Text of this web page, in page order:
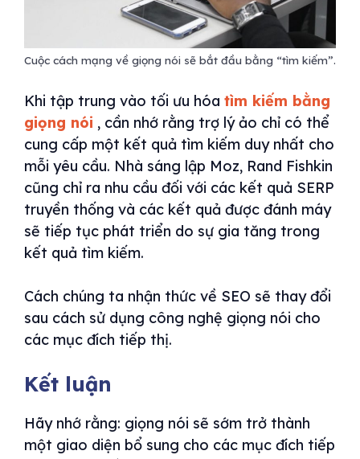
Cuộc cách mạng về giọng nói sẽ bắt đầu bằng “tìm kiếm”.
Khi tập trung vào tối ưu hóa tìm kiếm bằng
giọng nói , cần nhớ rằng trợ lý ảo chỉ có thể
cung cấp một kết quả tìm kiếm duy nhất cho
mỗi yêu cầu. Nhà sáng lập Moz, Rand Fishkin
cũng chỉ ra nhu cầu đối với các kết quả SERP
truyền thống và các kết quả được đánh máy
sẽ tiếp tục phát triển do sự gia tăng trong
kết quả tìm kiếm.
Cách chúng ta nhận thức về SEO sẽ thay đổi
sau cách sử dụng công nghệ giọng nói cho
các mục đích tiếp thị.
Kết luận
Hãy nhớ rằng: giọng nói sẽ sớm trở thành
một giao diện bổ sung cho các mục đích tiếp